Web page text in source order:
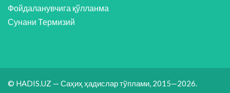
Фойдаланувчига қўлланма
Сунани Термизий
© HADIS.UZ — Саҳиҳ ҳадислар тўплами, 2015—2026.